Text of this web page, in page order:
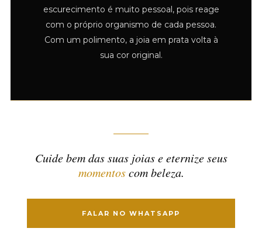
escurecimento é muito pessoal, pois reage
com o próprio organismo de cada pessoa.
Com um polimento, a joia em prata volta à
sua cor original.
Cuide bem das suas joias e eternize seus
momentoscom beleza.
FALAR NO WHATSAPP